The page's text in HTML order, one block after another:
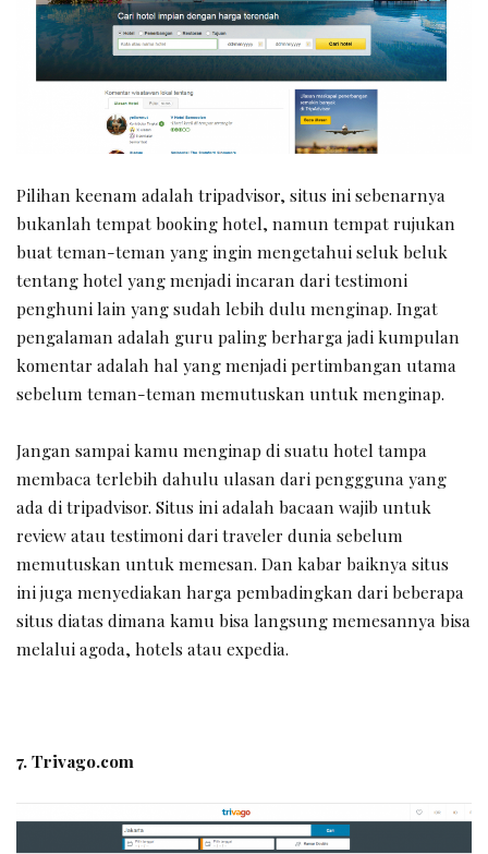
Pilihan keenam adalah tripadvisor, situs ini sebenarnya
bukanlah tempat booking hotel, namun tempat rujukan
buat teman-teman yang ingin mengetahui seluk beluk
tentang hotel yang menjadi incaran dari testimoni
penghuni lain yang sudah lebih dulu menginap. Ingat
pengalaman adalah guru paling berharga jadi kumpulan
komentar adalah hal yang menjadi pertimbangan utama
sebelum teman-teman memutuskan untuk menginap.
Jangan sampai kamu menginap di suatu hotel tampa
membaca terlebih dahulu ulasan dari penggguna yang
ada di tripadvisor. Situs ini adalah bacaan wajib untuk
review atau testimoni dari traveler dunia sebelum
memutuskan untuk memesan. Dan kabar baiknya situs
ini juga menyediakan harga pembadingkan dari beberapa
situs diatas dimana kamu bisa langsung memesannya bisa
melalui agoda, hotels atau expedia.
7. Trivago.com